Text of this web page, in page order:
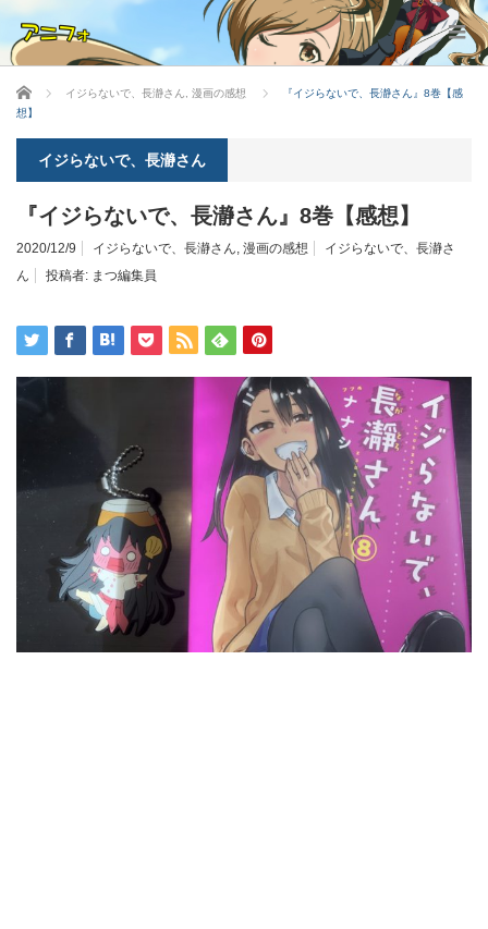
ホーム イジらないで、長瀞さん 漫画の感想
『イジらないで、長瀞さん』8巻【感
想】
イジらないで、長瀞さん
『イジらないで、長瀞さん』8巻【感想】
2020/12/9 イジらないで、長瀞さん, 漫画の感想
イジらないで、長瀞さ
ん
投稿者: まつ編集員